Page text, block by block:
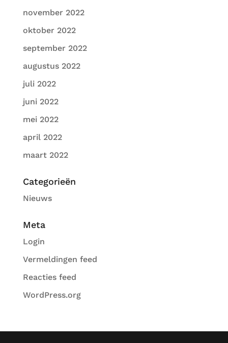
november 2022
oktober 2022
september 2022
augustus 2022
juli 2022
juni 2022
mei 2022
april 2022
maart 2022
Categorieën
Nieuws
Meta
Login
Vermeldingen feed
Reacties feed
WordPress.org